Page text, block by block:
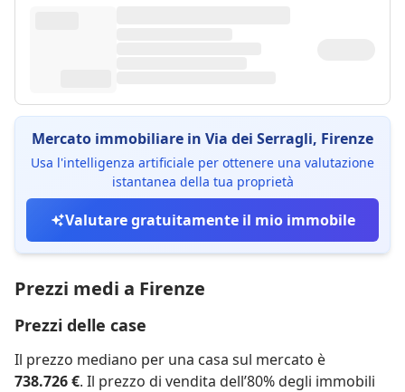
Mercato immobiliare in Via dei Serragli, Firenze
Usa l'intelligenza artificiale per ottenere una valutazione
istantanea della tua proprietà
Valutare gratuitamente il mio immobile
Prezzi medi a Firenze
Prezzi delle case
Il prezzo mediano per una casa sul mercato è
738.726 €. Il prezzo di vendita dell’80% degli immobili